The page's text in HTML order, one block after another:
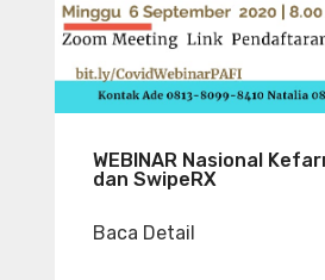
WEBINAR Nasional
dan SwipeRX
Baca Detail